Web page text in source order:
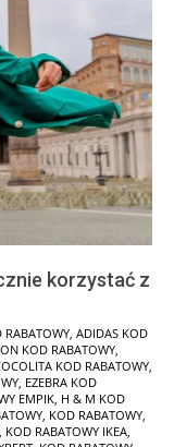
korzystać z
, ADIDAS KOD
KOD RABATOWY,
KOD RABATOWY,
, EZEBRA KOD
EMPIK, H & M KOD
, KOD RABATOWY,
, KOD RABATOWY IKEA,